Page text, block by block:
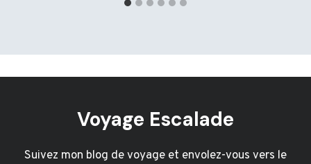
Voyage Escalade
Suivez mon blog de voyage et envolez-vous vers le